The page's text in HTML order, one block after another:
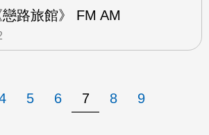
路旅館》 FM AM
5 6 7 8 9